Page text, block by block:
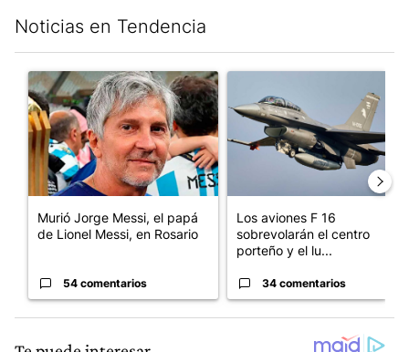
Noticias en Tendencia
Un artículo de tendencia con el título "Murió Jorge Messi, el
Murió Jorge Messi, el papá
de Lionel Messi, en Rosario
54 comentarios
Los aviones F 16
sobrevolarán el centro
porteño y el lu...
34 comentarios